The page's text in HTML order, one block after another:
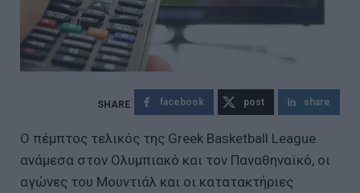
facebook post share
Ο πέμπτος τελικός της Greek Basketball League
ανάμεσα στον Ολυμπιακό και τον Παναθηναϊκό, οι
αγώνες του Μουντιάλ και οι κατατακτήριες